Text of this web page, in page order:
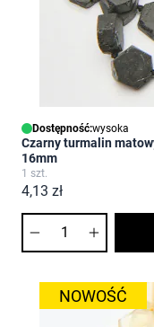
Dostępność:wysoka
Czarny turmalin
16mm
1 szt.
4,13 zł
NOWOŚĆ